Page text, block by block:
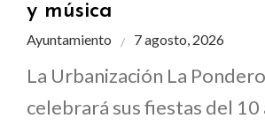
y música
Ayuntamiento 7 agosto, 2026
La Urbanización La
celebrará sus fiestas del 10